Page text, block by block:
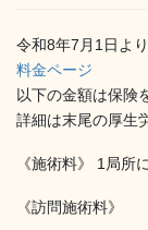
令和8年7月1日よ
料金ページ
以下の金額は保険
詳細は末尾の厚生
《施術料》 1局
《訪問施術料》